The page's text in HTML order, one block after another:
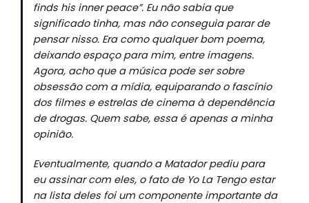
finds his inner peace”. Eu não sabia que
significado tinha, mas não conseguia parar de
pensar nisso. Era como qualquer bom poema,
deixando espaço para mim, entre imagens.
Agora, acho que a música pode ser sobre
obsessão com a mídia, equiparando o fascínio
dos filmes e estrelas de cinema à dependência
de drogas. Quem sabe, essa é apenas a minha
opinião.
Eventualmente, quando a Matador pediu para
eu assinar com eles, o fato de Yo La Tengo estar
na lista deles foi um componente importante da